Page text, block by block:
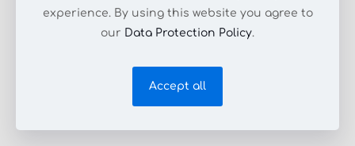
experience. By using this website you agree to
our Data Protection Policy.
Accept all